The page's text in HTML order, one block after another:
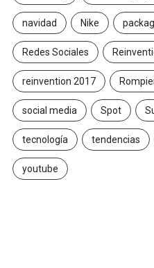
navidad Nike
Redes Sociales
reinvention 2017
social media Spot
tecnología tendencias
youtube